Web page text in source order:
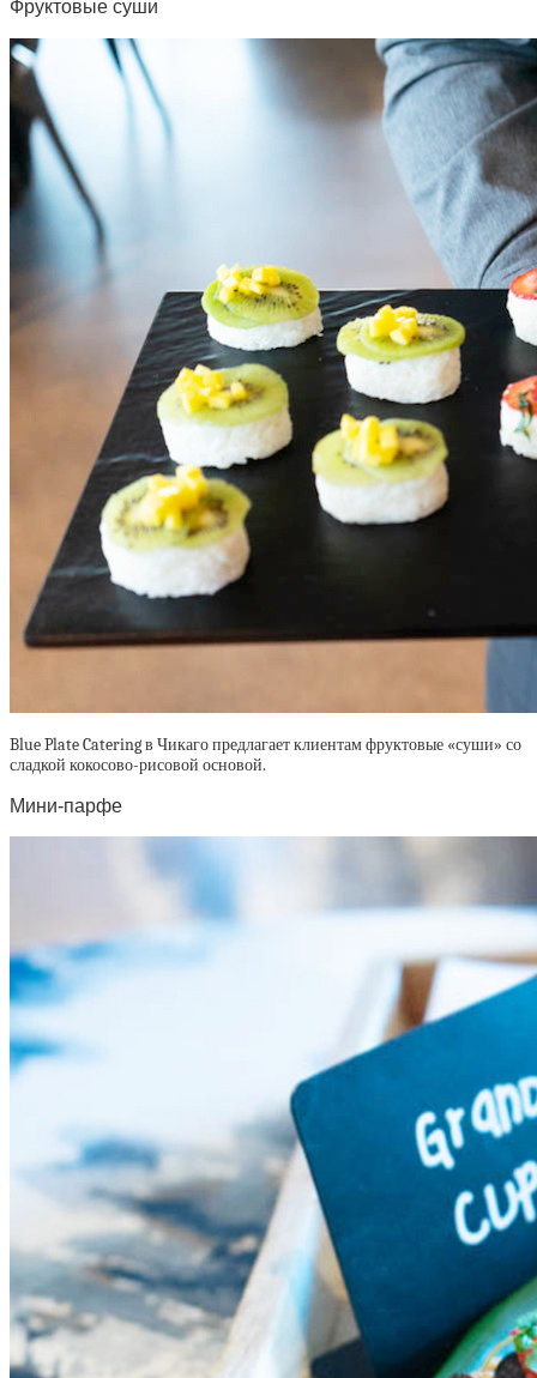
Фруктовые суши
Blue Plate Catering в Чикаго предлагает клиентам фруктовые «суши» со
сладкой кокосово-рисовой основой.
Мини-парфе